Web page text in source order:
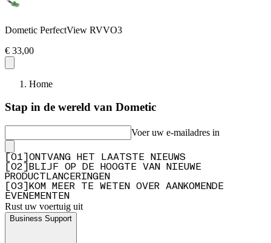
Dometic PerfectView RVVO3
€ 33,00
Home
Stap in de wereld van Dometic
Voer uw e-mailadres in
01
ONTVANG HET LAATSTE NIEUWS
02
BLIJF OP DE HOOGTE VAN NIEUWE
PRODUCTLANCERINGEN
03
KOM MEER TE WETEN OVER AANKOMENDE
EVENEMENTEN
Rust uw voertuig uit
Business Support